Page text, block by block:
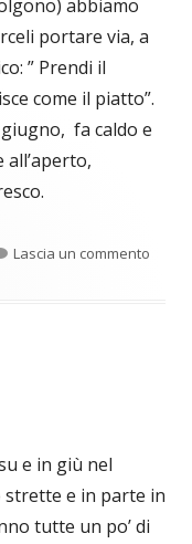
abbiamo
portare via, a
” Prendi il
come il piatto”.
fa caldo e
Lascia un commento
e in giù nel
strette e in parte in
tutte un po’ di